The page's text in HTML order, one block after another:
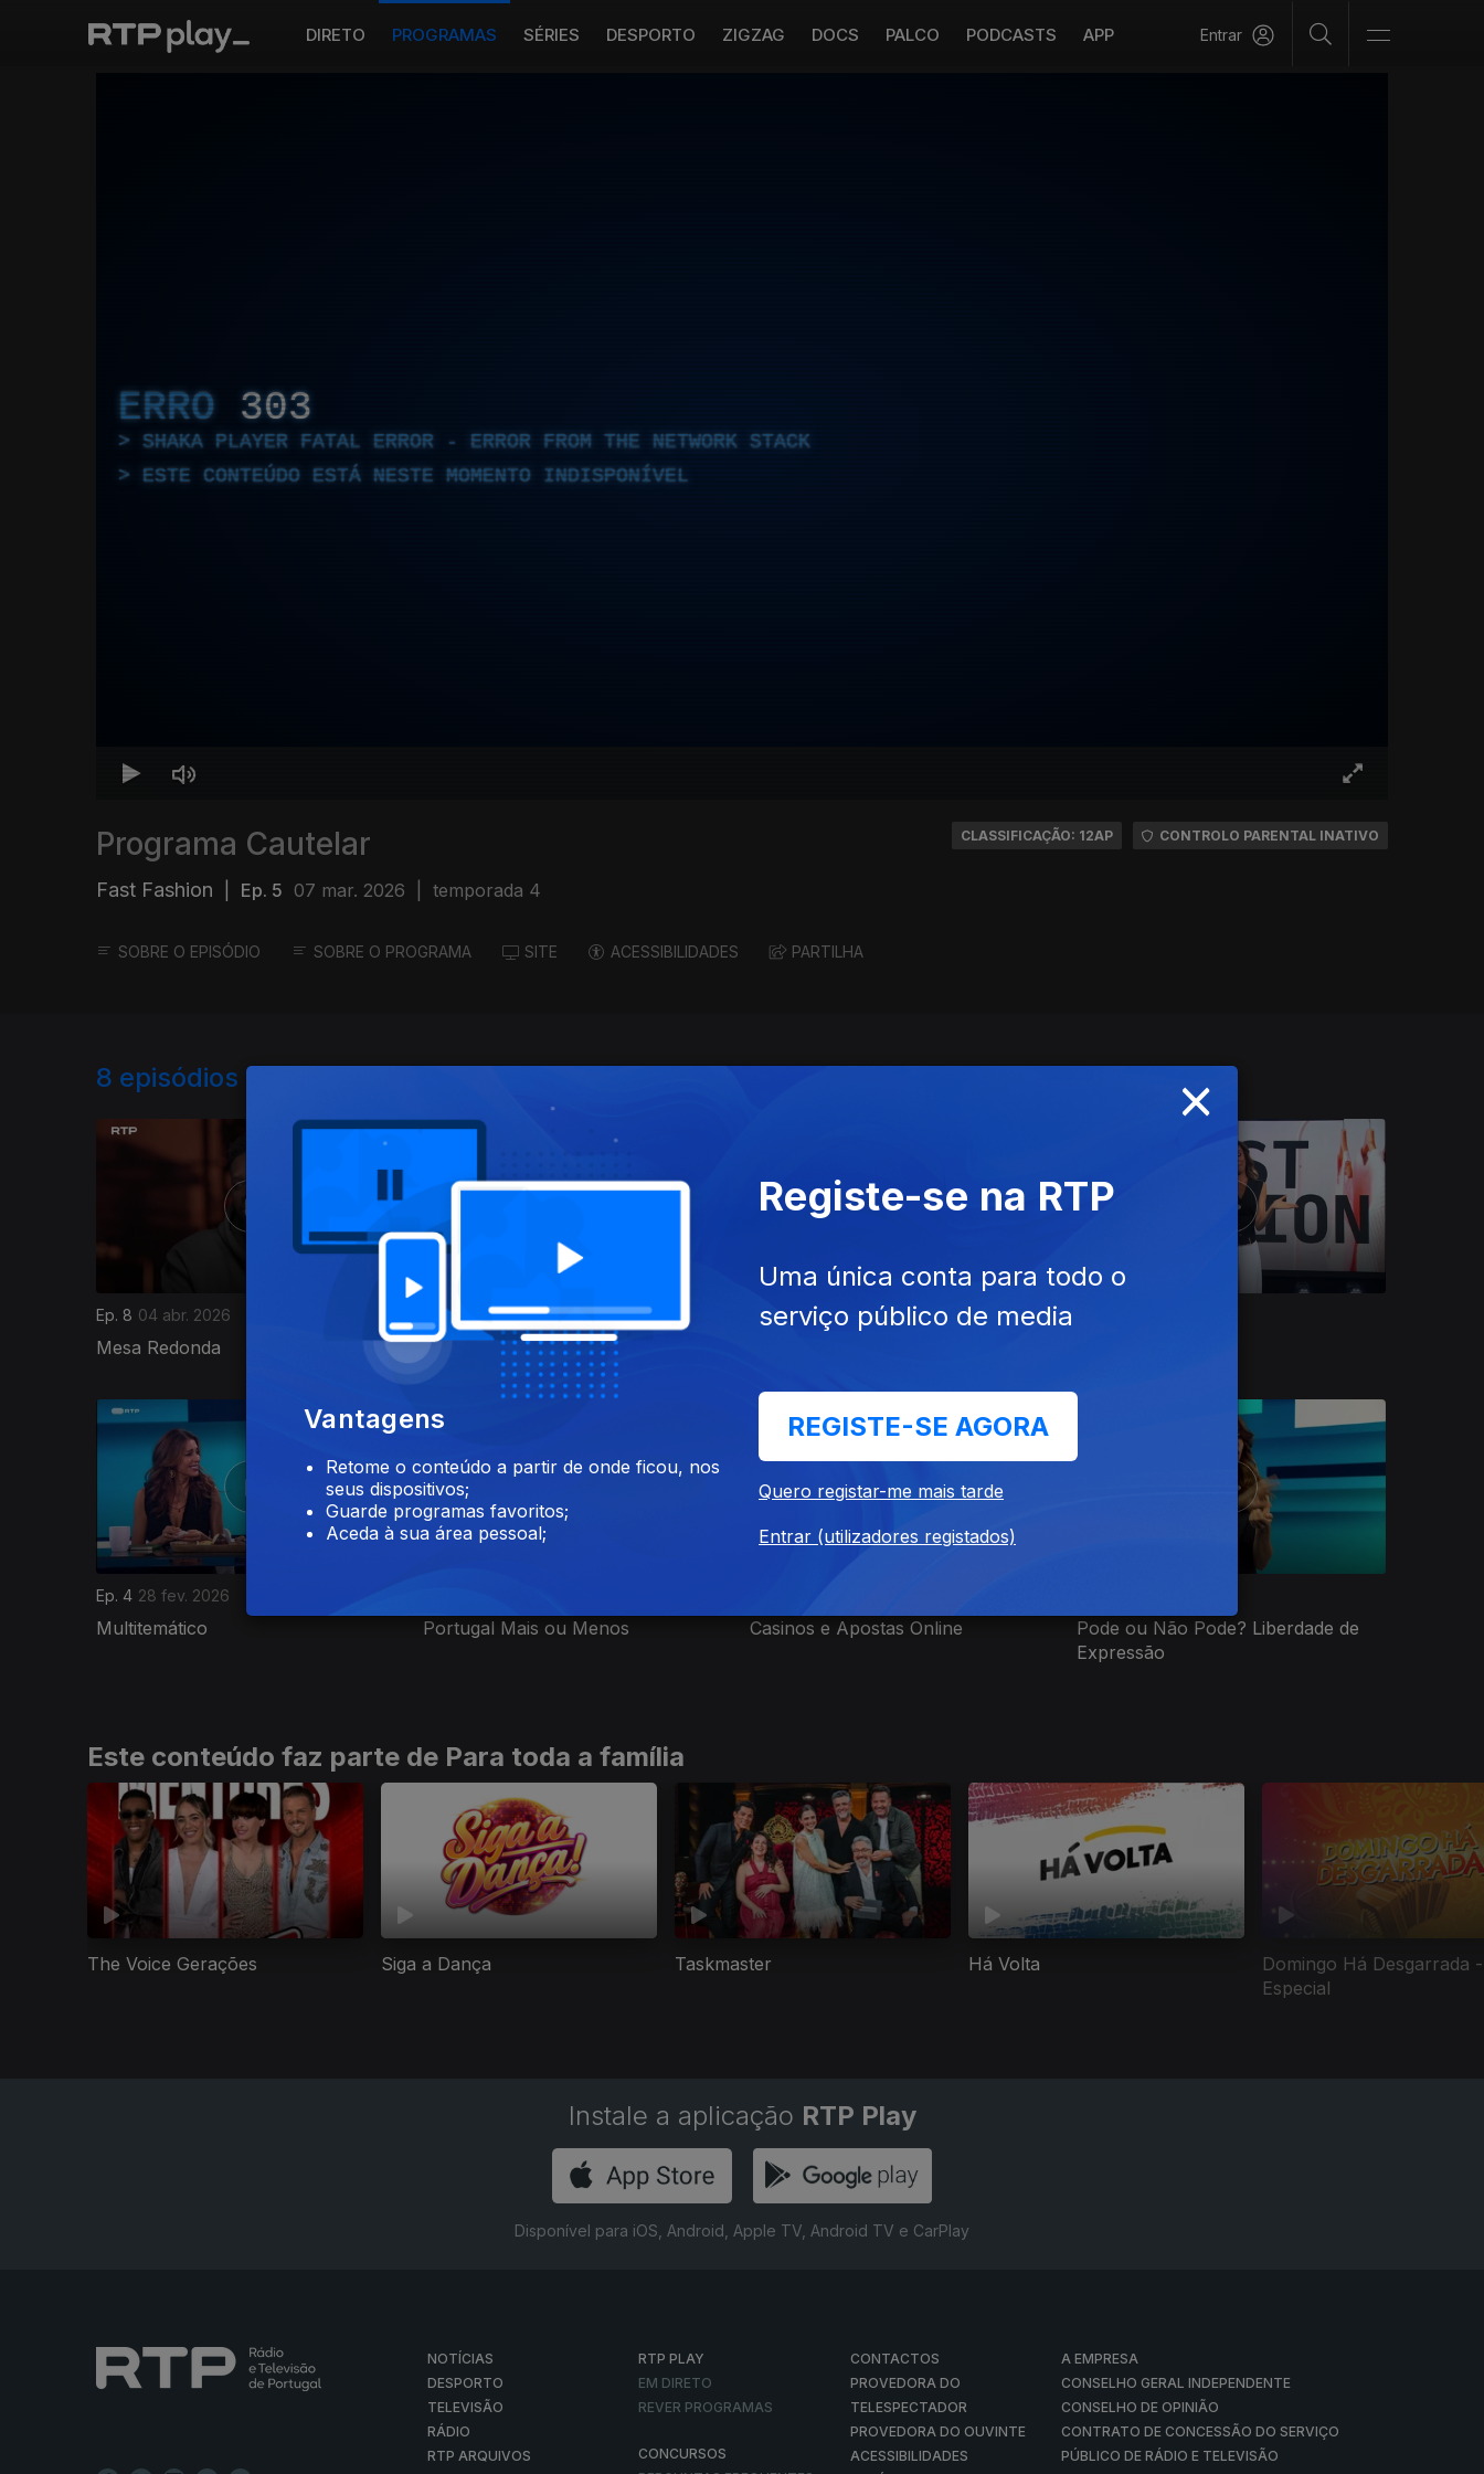
DIRETO PROGRAMAS SÉRIES DESPORTO ZIGZAG DOCS PALCO PODCASTS APP Entrar
ERRO 303
SHAKA PLAYER FATAL ERROR - ERROR FROM THE NETWORK STACK
ESTE CONTEÚDO ESTÁ NESTE MOMENTO INDISPONÍVEL
Programa Cautelar
Fast Fashion Ep. 5 07 mar. 2026 temporada 4
CLASSIFICAÇÃO: 12AP CONTROLO PARENTAL INATIVO
SOBRE O EPISÓDIO SOBRE O PROGRAMA SITE ACESSIBILIDADES PARTILHA
8 episódios disponíveis
Ep. 8 04 abr. 2026
Mesa Redonda
Ep. 7 28 mar. 2026
Novidades da Inteligência Artificial
Ep. 6 14 mar. 2026
Ep. 4 28 fev. 2026
Multitemático Portugal Mais ou Menos Casinos e Apostas Online
Pode ou Não Pode? Liberdade de
Expressão
902891
Este conteúdo faz parte de Para toda a família
The Voice Gerações Siga a Dança Taskmaster Há Volta
Domingo Há Desgarrada -
Especial
Instale a aplicação RTP Play
Disponível para iOS, Android, Apple TV, Android TV e CarPlay
NOTÍCIAS
DESPORTO
TELEVISÃO
RÁDIO
RTP ARQUIVOS
RTP PLAY
EM DIRETO
REVER PROGRAMAS
CONCURSOS
CONTACTOS
PROVEDORA DO
TELESPECTADOR
PROVEDORA DO OUVINTE
ACESSIBILIDADES
A EMPRESA
CONSELHO GERAL INDEPENDENTE
CONSELHO DE OPINIÃO
CONTRATO DE CONCESSÃO DO SERVIÇO
PÚBLICO DE RÁDIO E TELEVISÃO
×
Vantagens
Retome o conteúdo a partir de onde ficou, nos
seus dispositivos;
Guarde programas favoritos;
Aceda à sua área pessoal;
Registe-se na RTP
Uma única conta para todo o
serviço público de media
REGISTE-SE AGORA
Quero registar-me mais tarde
Entrar (utilizadores registados)